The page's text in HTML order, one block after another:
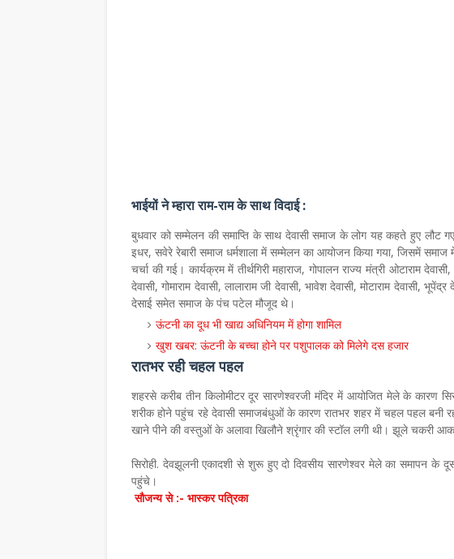
भाईयों ने म्हारा राम-राम के साथ विदाई :
बुधवार को सम्मेलन की समाप्ति के साथ देवासी समाज के लोग यह कहते हुए लौट गए
इधर, सवेरे रेबारी समाज धर्मशाला में सम्मेलन का आयोजन किया गया, जिसमें समाज
चर्चा की गई। कार्यक्रम में तीर्थगिरी महाराज, गोपालन राज्य मंत्री ओटाराम
देवासी, गोमाराम देवासी, लालाराम जी देवासी, भावेश देवासी, मोटाराम देवासी,
देसाई समेत समाज के पंच पटेल मौजूद थे।
ऊंटनी का दूध भी खाद्य अधिनियम में होगा शामिल
खुश खबर: ऊंटनी के बच्चा होने पर पशुपालक को मिलेगे दस हजार
रातभर रही चहल पहल
शहरसे करीब तीन किलोमीटर दूर सारणेश्वरजी मंदिर में आयोजित मेले के कारण
शरीक होने पहुंच रहे देवासी समाजबंधुओं के कारण रातभर शहर में चहल पहल बनी
खाने पीने की वस्तुओं के अलावा खिलौने श्रृंगार की स्टॉल लगी थी। झूले चकरी
सिरोही. देवझूलनी एकादशी से शुरू हुए दो दिवसीय सारणेश्वर मेले का समापन के
पहुंचे।
सौजन्य से :- भास्कर पत्रिका